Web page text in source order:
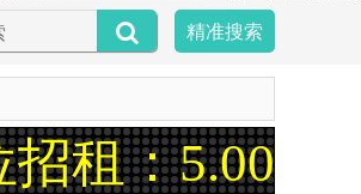
精准搜索
租：5.00元